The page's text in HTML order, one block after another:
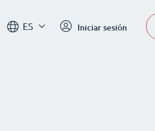
ES Iniciar sesión